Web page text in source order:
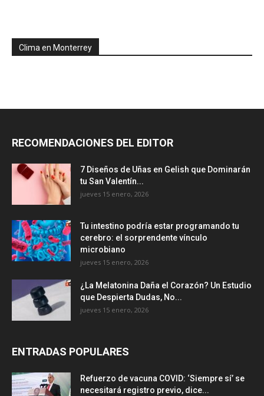
Clima en Monterrey
RECOMENDACIONES DEL EDITOR
7 Diseños de Uñas en Gelish que Dominarán
tu San Valentín...
jueves 15 enero, 2026
Tu intestino podría estar programando tu
cerebro: el sorprendente vínculo
microbiano
jueves 15 enero, 2026
¿La Melatonina Daña el Corazón? Un Estudio
que Despierta Dudas, No...
jueves 15 enero, 2026
ENTRADAS POPULARES
Refuerzo de vacuna COVID: ‘Siempre sí’ se
necesitará registro previo, dice...